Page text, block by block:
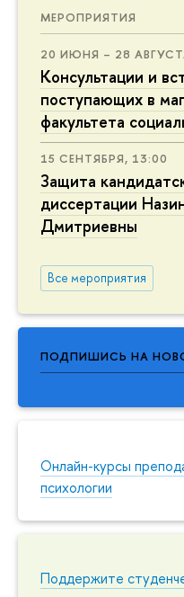
МЕРОПРИЯТИЯ
20 ИЮНЯ – 28
Консультации и
поступающих в
факультета
15 СЕНТЯБРЯ, 13:00
Защита
диссертации
Дмитриевны
Все мероприятия
ПОДПИШИСЬ НА
Онлайн-курсы
психологии
Поддержите